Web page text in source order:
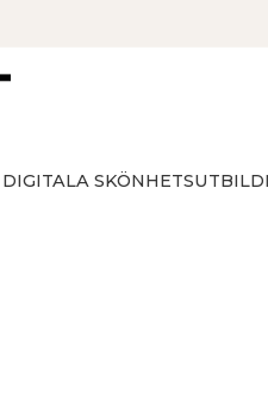
DIGITALA